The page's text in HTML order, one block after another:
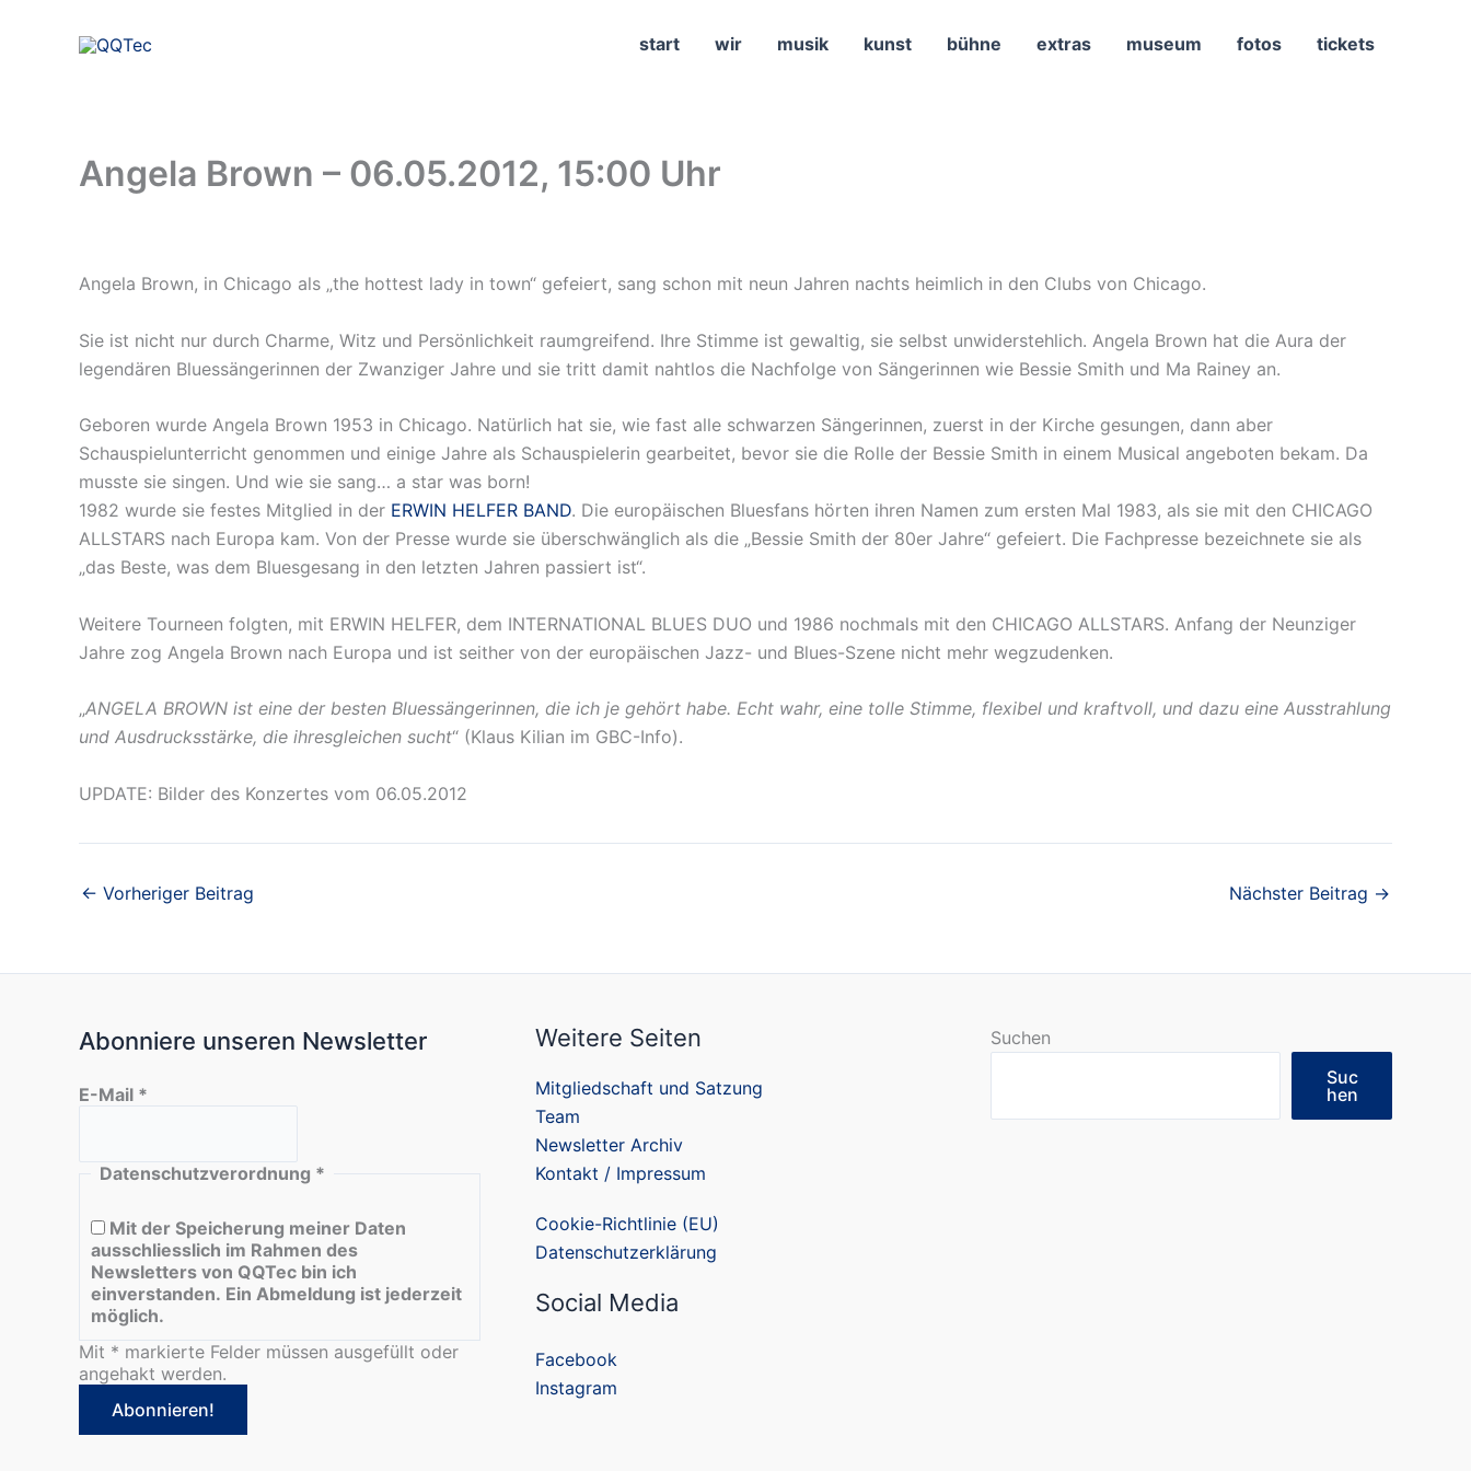
start wir musik kunst bühne extras museum fotos tickets
Angela Brown – 06.05.2012, 15:00 Uhr
Angela Brown, in Chicago als „the hottest lady in town“ gefeiert, sang schon mit neun Jahren nachts heimlich in den Clubs von Chicago.
Sie ist nicht nur durch Charme, Witz und Persönlichkeit raumgreifend. Ihre Stimme ist gewaltig, sie selbst unwiderstehlich. Angela Brown hat die Aura der
legendären Bluessängerinnen der Zwanziger Jahre und sie tritt damit nahtlos die Nachfolge von Sängerinnen wie Bessie Smith und Ma Rainey an.
Geboren wurde Angela Brown 1953 in Chicago. Natürlich hat sie, wie fast alle schwarzen Sängerinnen, zuerst in der Kirche gesungen, dann aber
Schauspielunterricht genommen und einige Jahre als Schauspielerin gearbeitet, bevor sie die Rolle der Bessie Smith in einem Musical angeboten bekam. Da
musste sie singen. Und wie sie sang… a star was born!
1982 wurde sie festes Mitglied in der ERWIN HELFER BAND. Die europäischen Bluesfans hörten ihren Namen zum ersten Mal 1983, als sie mit den CHICAGO
ALLSTARS nach Europa kam. Von der Presse wurde sie überschwänglich als die „Bessie Smith der 80er Jahre“ gefeiert. Die Fachpresse bezeichnete sie als
„das Beste, was dem Bluesgesang in den letzten Jahren passiert ist“.
Weitere Tourneen folgten, mit ERWIN HELFER, dem INTERNATIONAL BLUES DUO und 1986 nochmals mit den CHICAGO ALLSTARS. Anfang der Neunziger
Jahre zog Angela Brown nach Europa und ist seither von der europäischen Jazz- und Blues-Szene nicht mehr wegzudenken.
„ANGELA BROWN ist eine der besten Bluessängerinnen, die ich je gehört habe. Echt wahr, eine tolle Stimme, flexibel und kraftvoll, und dazu eine Ausstrahlung
und Ausdrucksstärke, die ihresgleichen sucht“ (Klaus Kilian im GBC-Info).
UPDATE: Bilder des Konzertes vom 06.05.2012
← Vorheriger Beitrag Nächster Beitrag →
Abonniere unseren Newsletter
E-Mail *
Datenschutzverordnung *
Mit der Speicherung meiner Daten
ausschliesslich im Rahmen des
Newsletters von QQTec bin ich
einverstanden. Ein Abmeldung ist jederzeit
möglich.
Mit * markierte Felder müssen ausgefüllt oder
angehakt werden.
Weitere Seiten
Mitgliedschaft und Satzung
Team
Newsletter Archiv
Kontakt / Impressum
Cookie-Richtlinie (EU)
Datenschutzerklärung
Social Media
Facebook
Instagram
Suchen
Suc
hen